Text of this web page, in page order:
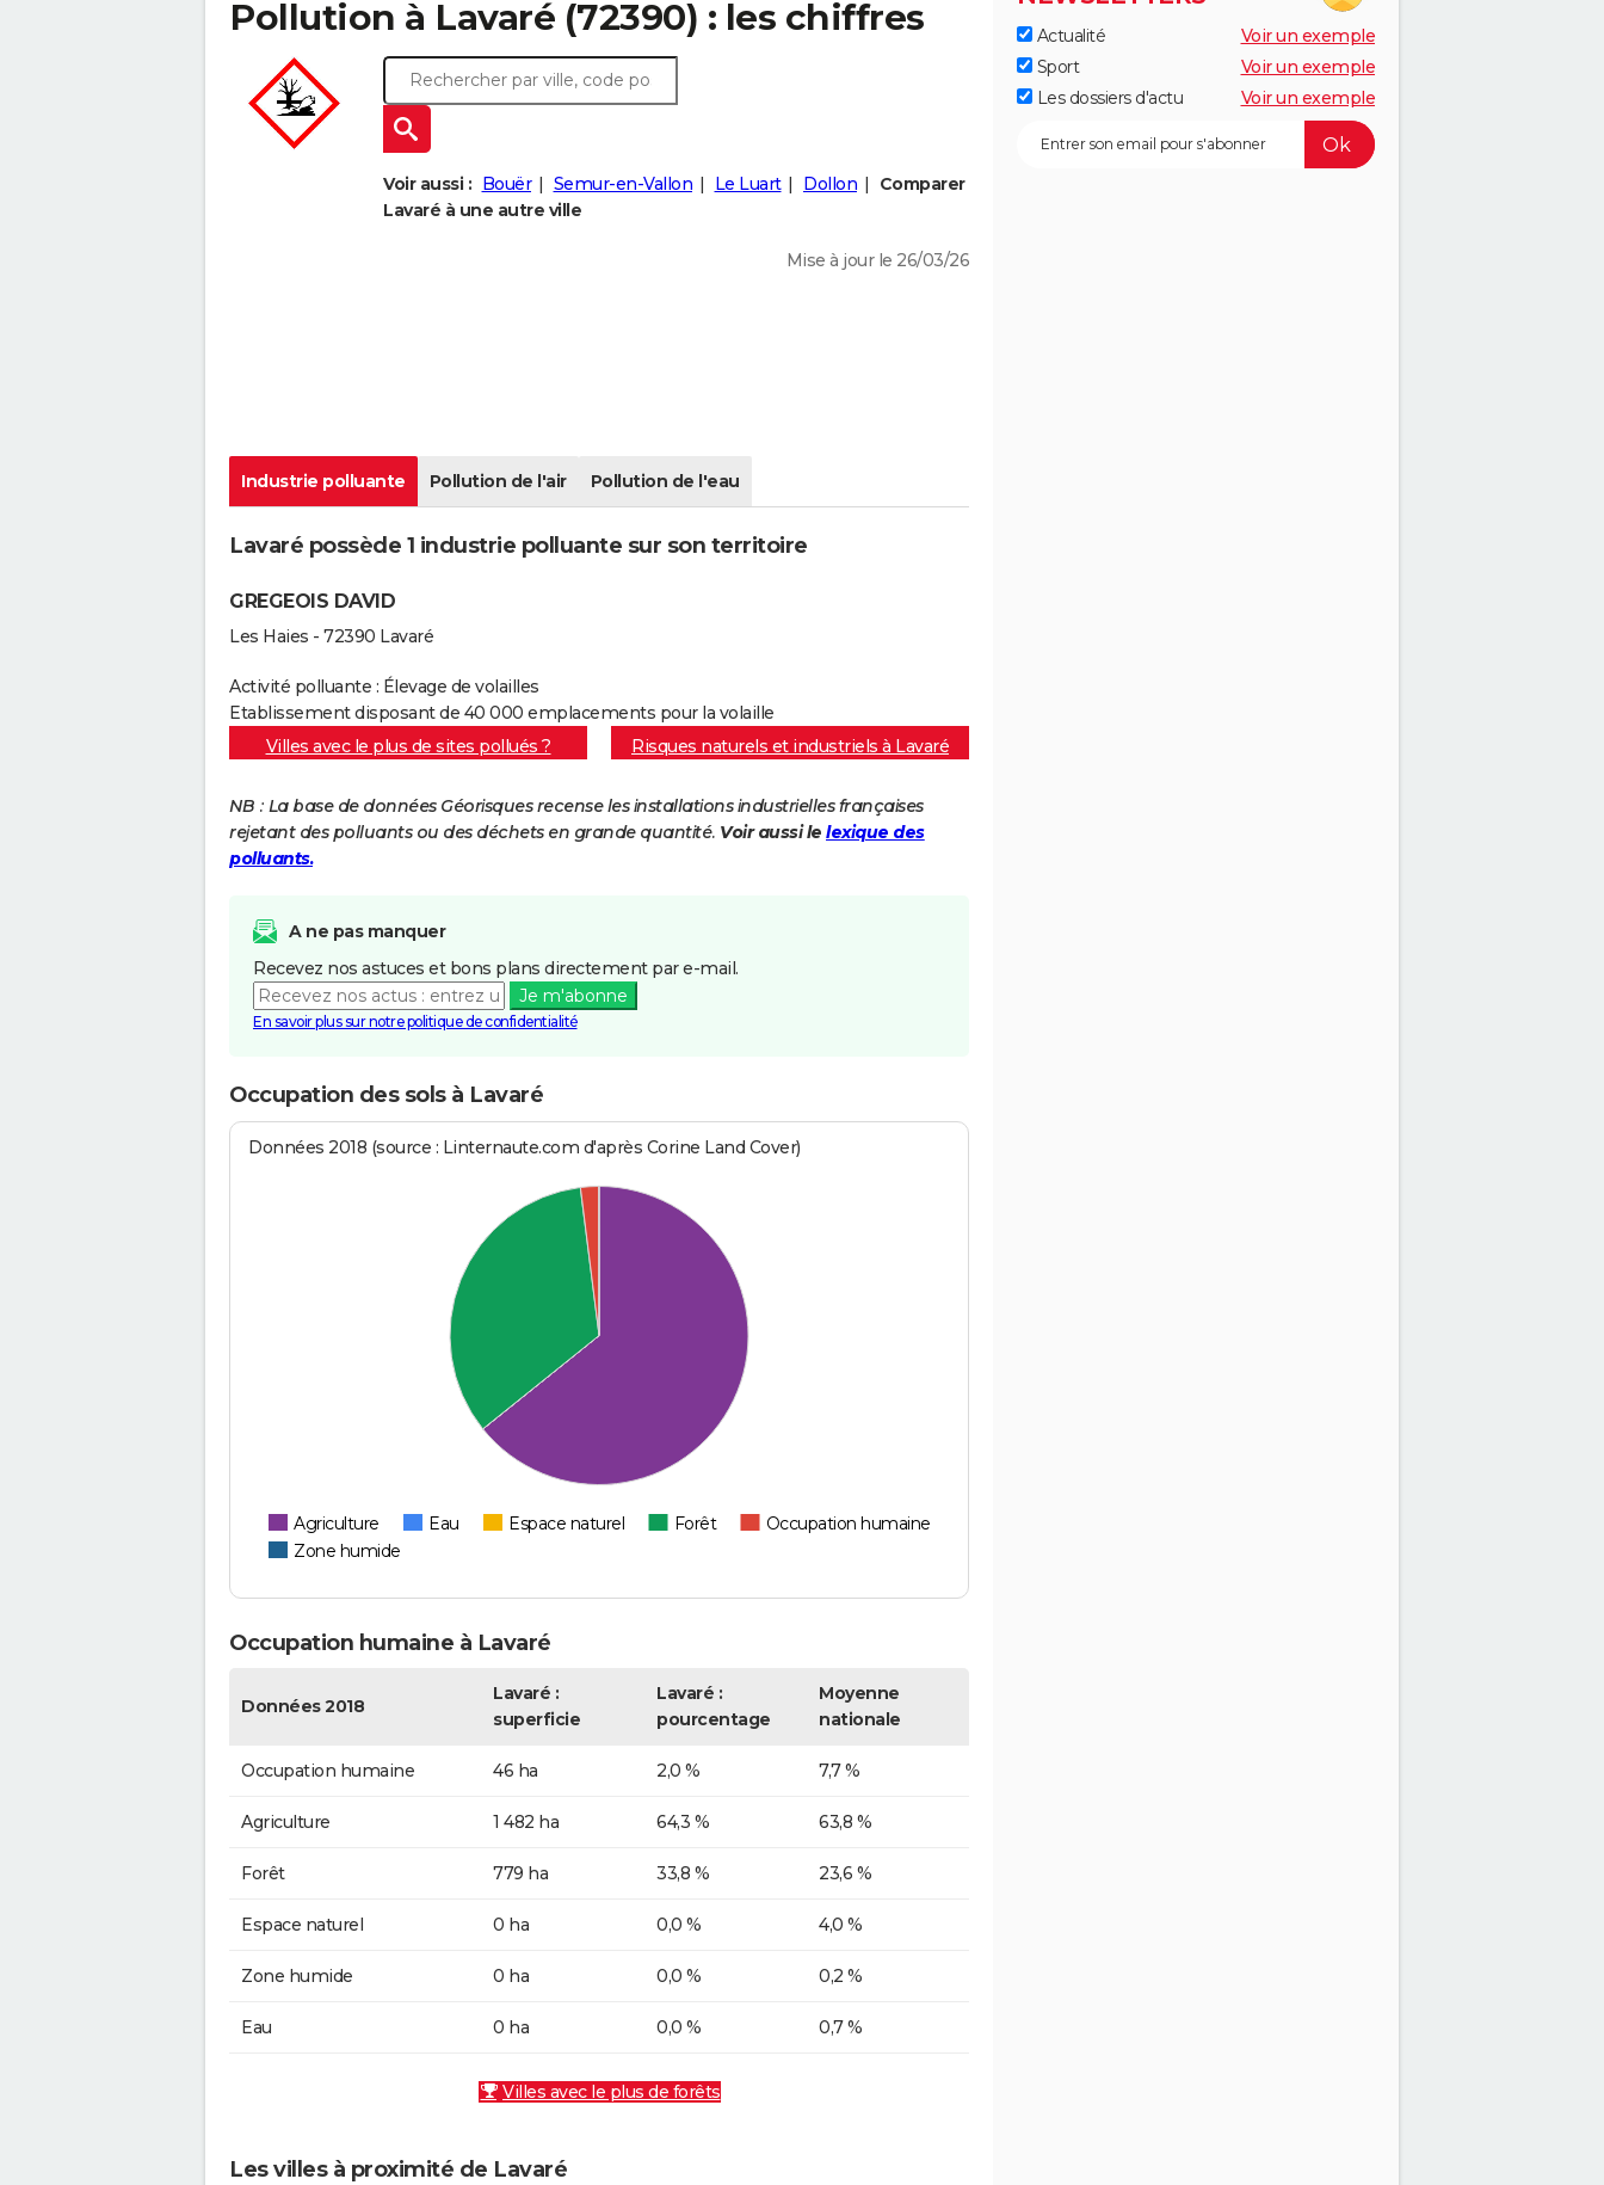
Pollution à Lavaré (72390) : les chiffres
Voir aussi : Bouër Semur-en-Vallon Le Luart Dollon
Comparer
Lavaré à une autre ville
Mise à jour le 26/03/26
Industrie polluante Pollution de l'air Pollution de l'eau
Lavaré possède 1 industrie polluante sur son territoire
GREGEOIS DAVID
Les Haies - 72390 Lavaré
Activité polluante : Élevage de volailles
Etablissement disposant de 40 000 emplacements pour la volaille
Villes avec le plus de sites pollués ?
Risques naturels et industriels à Lavaré
NB : La base de données Géorisques recense les installations industrielles françaises
rejetant des polluants ou des déchets en grande quantité. Voir aussi le lexique des
polluants.
A ne pas manquer
Recevez nos astuces et bons plans directement par e-mail.
Je m'abonne
En savoir plus sur notre politique de confidentialité
Occupation des sols à Lavaré
Données 2018 (source : Linternaute.com d'après Corine Land Cover)
Agriculture Eau Espace naturel Forêt
Occupation humaine
Zone humide
Occupation humaine à Lavaré
Données 2018
Lavaré :
superficie
Lavaré :
pourcentage
Moyenne
nationale
Occupation humaine 46 ha 2,0 % 7,7 %
Agriculture 1 482 ha 64,3 % 63,8 %
Forêt 779 ha 33,8 % 23,6 %
Espace naturel 0 ha 0,0 % 4,0 %
Zone humide 0 ha 0,0 % 0,2 %
Eau 0 ha 0,0 % 0,7 %
Villes avec le plus de forêts
Les villes à proximité de Lavaré
Actualité
Voir un exemple
Sport
Voir un exemple
Les dossiers d'actu
Voir un exemple